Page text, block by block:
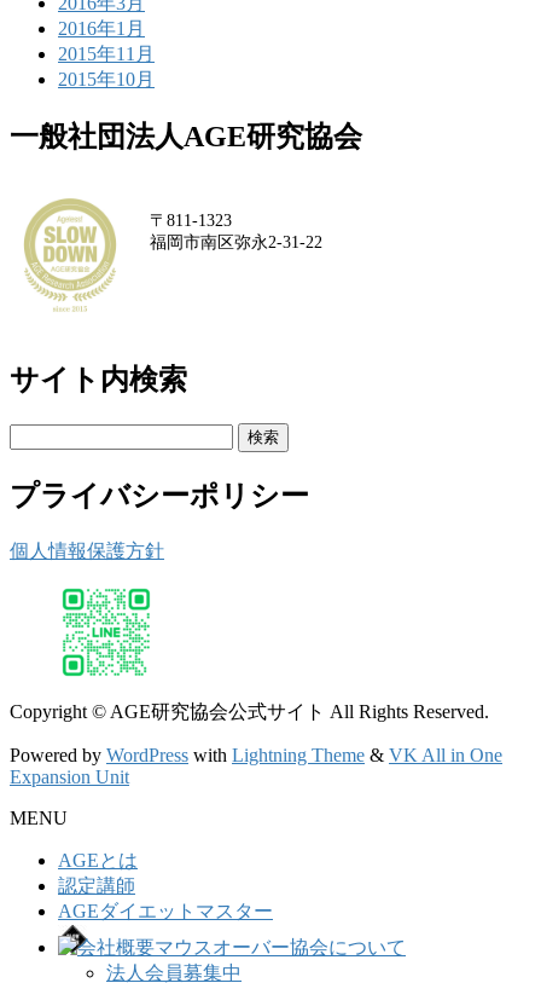
2016年1月
2015年11月
2015年10月
一般社団法人AGE研究協会
〒811-1323
福岡市南区弥永2-31-22
サイト内検索
プライバシーポリシー
個人情報保護方針
Copyright © AGE研究協会公式サイト All Rights Reserved.
Powered by WordPress with Lightning Theme & VK All in One
Expansion Unit
MENU
AGEとは
認定講師
AGEダイエットマスター
協会について
法人会員募集中